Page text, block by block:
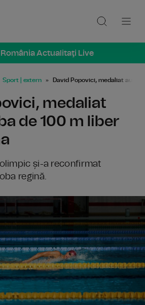
Actualitaţi Live
Sport | extern David Popovici, medaliat aur în
medaliat
de 100 m liber
și-a reconfirmat
regină.